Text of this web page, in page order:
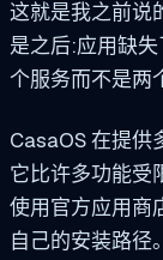
这就是我之前说
是之后:应用缺
个服务而不是两
CasaOS 在提供
它比许多功能受
使用官方应用商
自己的安装路径。